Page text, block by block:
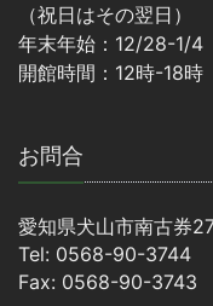
（祝日はその翌日）
年末年始：12/28-1/4
開館時間：12時-18時
お問合
愛知県犬山市南古券
Tel: 0568-90-3744
Fax: 0568-90-3743